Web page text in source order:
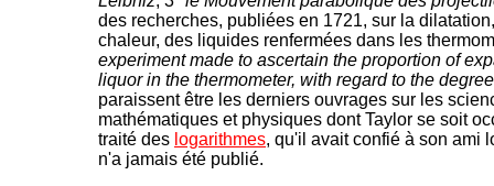
des recherches, publiées en 1721, sur la
chaleur, des liquides renfermées dans les
experiment made to ascertain the proportion of
liquor in the thermometer, with regard to the
paraissent être les derniers ouvrages sur les
mathématiques et physiques dont Taylor se soit
traité des logarithmes, qu'il avait confié à son ami
n'a jamais été publié.